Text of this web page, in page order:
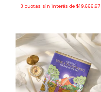
3 cuotas sin interés de $19.666,67